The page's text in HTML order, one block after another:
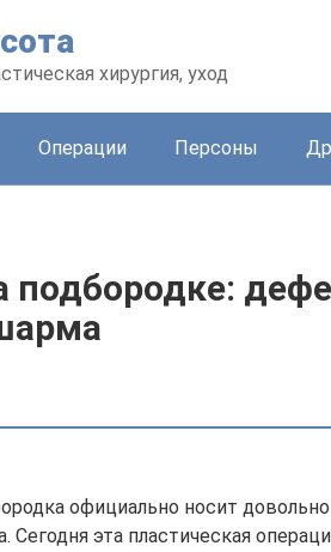
хирургия, уход
Операции Персоны
подбородке:
официально носит
Сегодня эта пластическая